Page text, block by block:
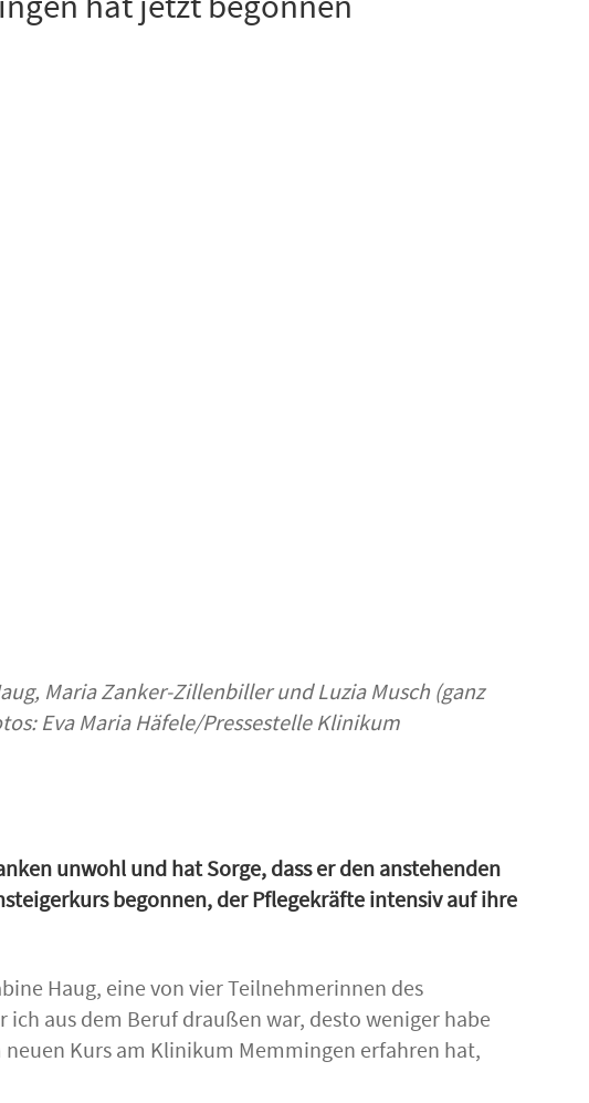
hat jetzt begonnen
Maria Zanker-Zillenbiller und Luzia Musch (ganz
Eva Maria Häfele/Pressestelle Klinikum
unwohl und hat Sorge, dass er den anstehenden
begonnen, der Pflegekräfte intensiv auf ihre
Haug, eine von vier Teilnehmerinnen des
aus dem Beruf draußen war, desto weniger habe
Kurs am Klinikum Memmingen erfahren hat,